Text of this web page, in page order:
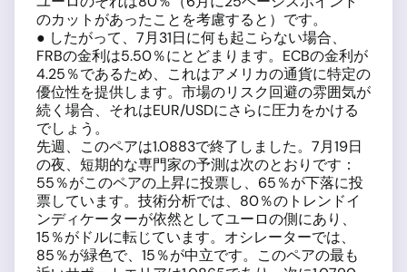
のカットがあったことを考慮すると）です。
● したがって、7月31日に何も起こらない場合、
FRBの金利は5.50％にとどまります。ECBの金利が
4.25％であるため、これはアメリカの通貨に特定の
優位性を提供します。市場のリスク回避の雰囲気が
続く場合、それはEUR/USDにさらに圧力をかける
でしょう。
先週、このペアは1.0883で終了しました。7月19日
の夜、短期的な専門家の予測は次のとおりです：
55％がこのペアの上昇に投票し、65％が下落に投
票しています。技術分析では、80％のトレンドイ
ンディケーターが依然としてユーロの側にあり、
15％がドルに転じています。オシレーターでは、
85％が緑色で、15％が中立です。このペアの最も